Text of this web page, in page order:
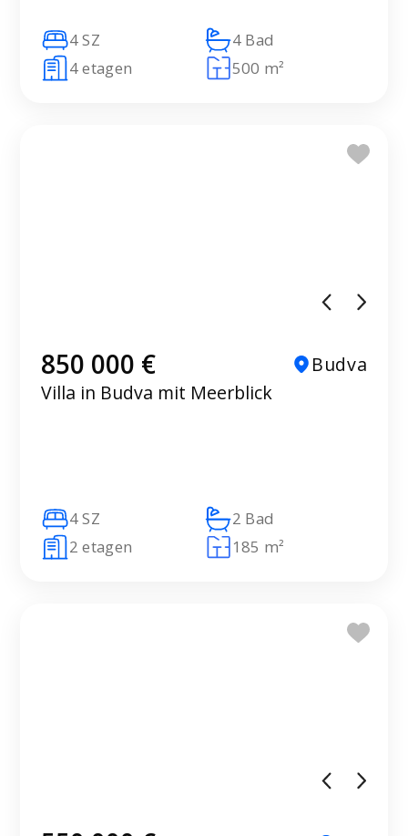
4 SZ
4 Bad
4 etagen
500 m²
850 000 €
Budva
Villa in Budva mit Meerblick
4 SZ
2 Bad
2 etagen
185 m²